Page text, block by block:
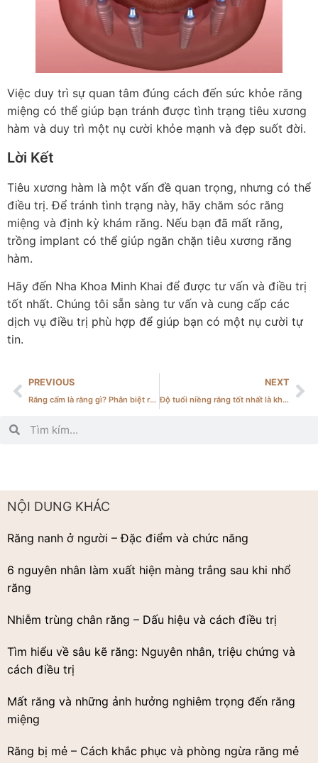
Việc duy trì sự quan tâm đúng cách đến sức khỏe răng
miệng có thể giúp bạn tránh được tình trạng tiêu xương
hàm và duy trì một nụ cười khỏe mạnh và đẹp suốt đời.
Lời Kết
Tiêu xương hàm là một vấn đề quan trọng, nhưng có thể
điều trị. Để tránh tình trạng này, hãy chăm sóc răng
miệng và định kỳ khám răng. Nếu bạn đã mất răng,
trồng implant có thể giúp ngăn chặn tiêu xương răng
hàm.
Hãy đến Nha Khoa Minh Khai để được tư vấn và điều trị
tốt nhất. Chúng tôi sẵn sàng tư vấn và cung cấp các
dịch vụ điều trị phù hợp để giúp bạn có một nụ cười tự
tin.
PREVIOUS
Răng cấm là răng gì? Phân biệt răng cấm và răng khôn
NEXT
Độ tuổi niềng răng tốt nhất là khi nào? Các trường hợp nên niềng răng
NỘI DUNG KHÁC
Răng nanh ở người – Đặc điểm và chức năng
6 nguyên nhân làm xuất hiện màng trắng sau khi nhổ
răng
Nhiễm trùng chân răng – Dấu hiệu và cách điều trị
Tìm hiểu về sâu kẽ răng: Nguyên nhân, triệu chứng và
cách điều trị
Mất răng và những ảnh hưởng nghiêm trọng đến răng
miệng
Răng bị mẻ – Cách khắc phục và phòng ngừa răng mẻ